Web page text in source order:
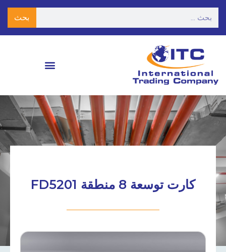
بحث
كارت توسعة 8 منطقة FD5201